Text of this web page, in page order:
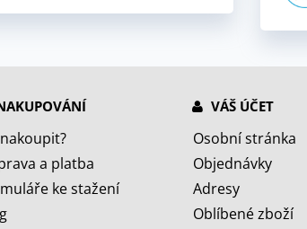
nakoupit?
a platba
ke stažení
VÁŠ ÚČET
Osobní stránka
Objednávky
Adresy
Oblíbené zboží